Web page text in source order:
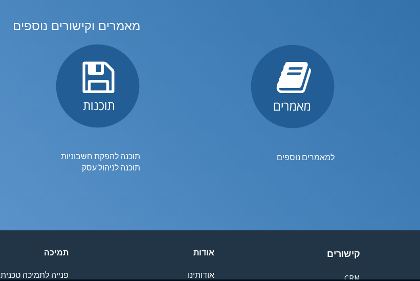
מאמרים וקישורים נוספים
למאמרים נוספים
תוכנה להפקת חשבוניות
תוכנה לניהול עסק
קישורים
CRM
אודות
אודותינו
תמיכה
פנייה לתמיכה טכנית